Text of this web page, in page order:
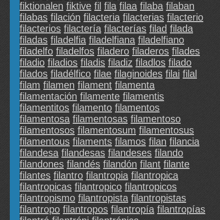
fiktionalen fiktive fil fila filaa filaba filaban
filabas filación filacteria filacterias filacterio
filacterios filactería filacterías filad filada
filadas filadelfia filadelfiana filadelfiano
filadelfo filadelfos filadero filaderos filades
filadio filadios filadis filadiz filadlos filado
filados filadélfico filae filaginoides filai filal
filam filamen filament filamenta
filamentación filamente filamentis
filamentitos filamento filamentos
filamentosa filamentosas filamentoso
filamentosos filamentosum filamentosus
filamentous filaments filamos filan filancia
filandesa filandesas filandeses filando
filandones filandés filandón filant filante
filantes filantro filantropia filantropica
filantropicas filantropico filantropicos
filantropismo filantropista filantropistas
filantropo filantropos filantropía filantropías